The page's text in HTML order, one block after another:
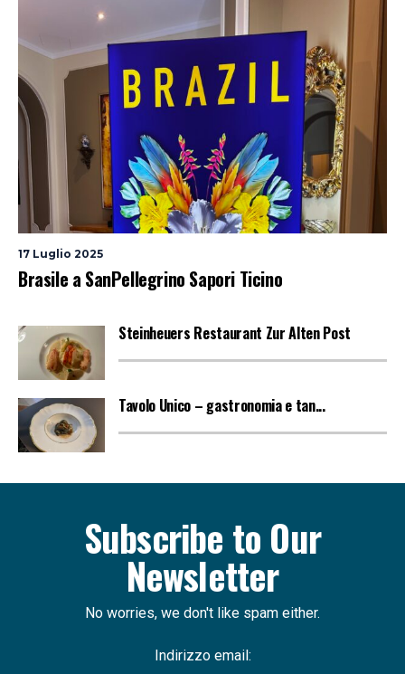
17 Luglio 2025
Brasile a SanPellegrino Sapori Ticino
Steinheuers Restaurant Zur Alten Post
Tavolo Unico – gastronomia e tan...
Subscribe to Our
Newsletter
No worries, we don't like spam either.
Indirizzo email: